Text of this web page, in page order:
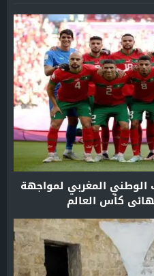
الوطني المغربي لمواجهة
كأس العالم